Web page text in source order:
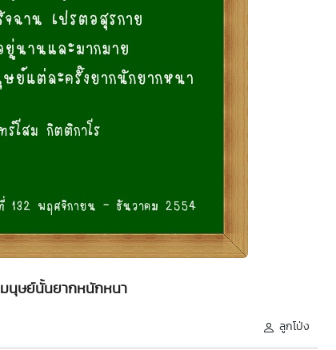
มนุษย์นั้นยากหนักหนา
ลูกโป่ง